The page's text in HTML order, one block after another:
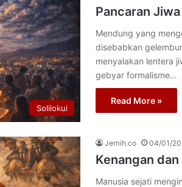
Solilokui
Pancaran Jiwa
Mendung yang
disebabkan
menyalakan lentera
gebyar formalisme…
Read More »
Jernih.co 04/01/
Kenangan
Manusia sejati